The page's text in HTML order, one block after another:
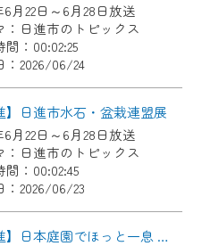
6月22日～6月28日放送
：日進市のトピックス
：00:02:25
：2026/06/24
】日進市水石・盆栽連盟展
6月22日～6月28日放送
：日進市のトピックス
間：00:02:45
：2026/06/23
【日進】日本庭園でほっと一息 にっしんオープンガーデン
Web TV』は2024
アルします！
、お住まいの地域
目瞭然。
ウザから、いつ
でも！
20市町の地域情報
す！